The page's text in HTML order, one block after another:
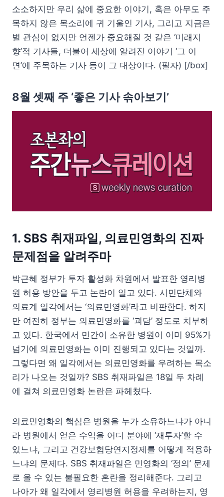
소소하지만 우리 삶에 중요한 이야기, 혹은 아무도 주
목하지 않은 목소리에 귀 기울인 기사, 그리고 지금은
별 관심이 없지만 언젠가 중요해질 것 같은 ‘미래지
향’적 기사들, 더불어 세상에 알려진 이야기 ‘그 이
면’에 주목하는 기사 등이 그 대상이다. (필자) [/box]
8월 셋째 주 ‘좋은 기사 솎아보기’
1. SBS 취재파일, 의료민영화의 진짜
문제점을 알려주마
박근혜 정부가 투자 활성화 차원에서 발표한 영리병
원 허용 방안을 두고 논란이 일고 있다. 시민단체와
의료계 일각에서는 ‘의료민영화’라고 비판한다. 하지
만 여전히 정부는 의료민영화를 ‘괴담’ 정도로 치부하
고 있다. 한국에서 민간이 소유한 병원이 이미 95%가
넘기에 의료민영화는 이미 진행되고 있다는 것일까.
그렇다면 왜 일각에서는 의료민영화를 우려하는 목소
리가 나오는 것일까? SBS 취재파일은 18일 두 차례
에 걸쳐 의료민영화 논란은 파헤쳤다.
의료민영화의 핵심은 병원을 누가 소유하느냐가 아니
라 병원에서 얻은 수익을 어디 분야에 ‘재투자’할 수
있느냐, 그리고 건강보험당연지정제를 어떻게 적용하
느냐의 문제다. SBS 취재파일은 민영화의 ‘정의’ 문제
로 올 수 있는 불필요한 혼란을 정리해준다. 그리고
나아가 왜 일각에서 영리병원 허용을 우려하는지, 영